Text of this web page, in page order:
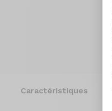
Caractéristiques